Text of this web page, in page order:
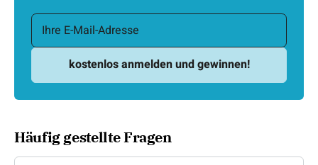
Häufig gestellte Fragen